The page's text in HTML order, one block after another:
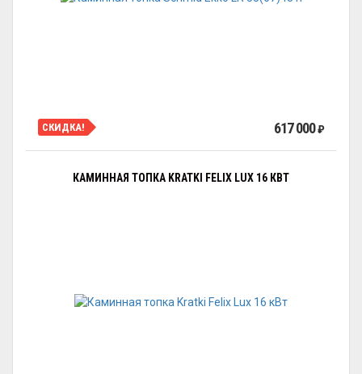
СКИДКА! 617 000₽
КАМИННАЯ ТОПКА KRATKI FELIX LUX 16 КВТ